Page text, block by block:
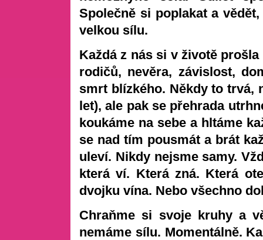
Společně si poplakat a
velkou sílu.
Každá z nás si v životě
rodičů, nevěra, závislost,
smrt blízkého. Někdy to trvá,
let), ale pak se přehrada
koukáme na sebe a hltáme
se nad tím pousmát a brát
uleví. Nikdy nejsme samy.
která ví. Která zná. Která
dvojku vína. Nebo všechno
Chraňme si svoje kruhy a
nemáme sílu. Momentálně.